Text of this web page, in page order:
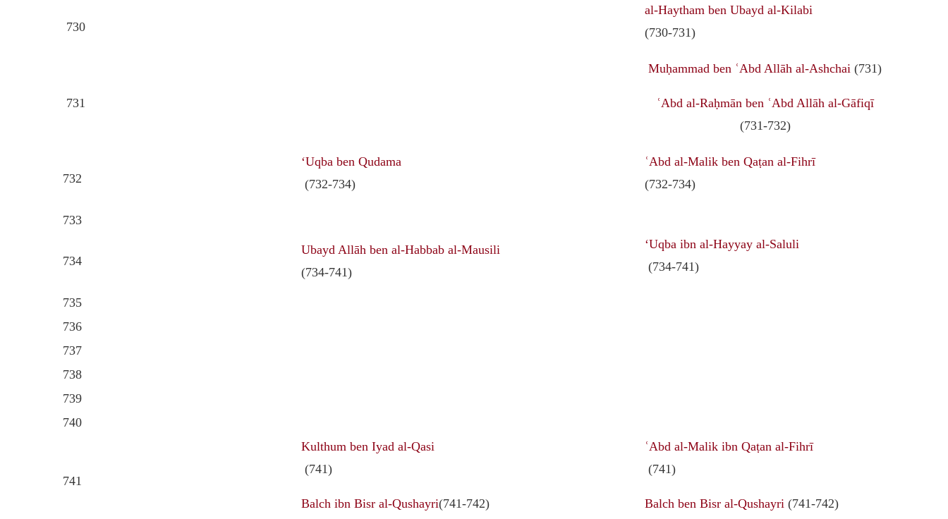
730
al-Haytham ben Ubayd al-Kilabi
(730-731)
731
Muḥammad ben ʿAbd Allāh al-Ashchai (731)
ʿAbd al-Raḥmān ben ʿAbd Allāh al-Gāfiqī
(731-732)
732
‘Uqba ben Qudama
(732-734)
ʿAbd al-Malik ben Qaṭan al-Fihrī
(732-734)
733
734
Ubayd Allāh ben al-Habbab al-Mausili
(734-741)
‘Uqba ibn al-Hayyay al-Saluli
(734-741)
735
736
737
738
739
740
741
Kulthum ben Iyad al-Qasi
(741)
Balch ibn Bisr al-Qushayri(741-742)
ʿAbd al-Malik ibn Qaṭan al-Fihrī
(741)
Balch ben Bisr al-Qushayri (741-742)